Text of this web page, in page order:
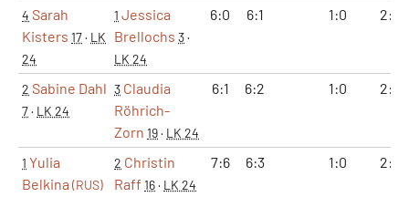
4 Sarah
Kisters 17· LK
24
1 Jessica
Brellochs 3·
LK 24
6:0 6:1 1:0 2:0
2 Sabine Dahl
7· LK 24
3 Claudia
Röhrich-
Zorn 19· LK 24
6:1 6:2 1:0 2:0
1 Yulia
Belkina (RUS)
2 Christin
Raff 16· LK 24
7:6 6:3 1:0 2:0